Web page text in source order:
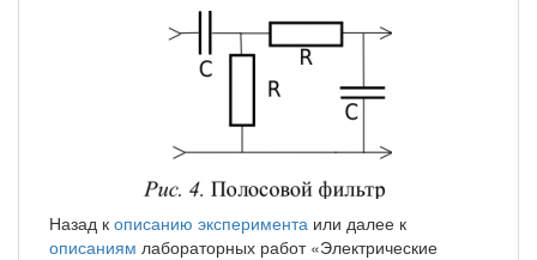
Назад к описанию эксперимента или далее к
описаниям лабораторных работ «Электрические